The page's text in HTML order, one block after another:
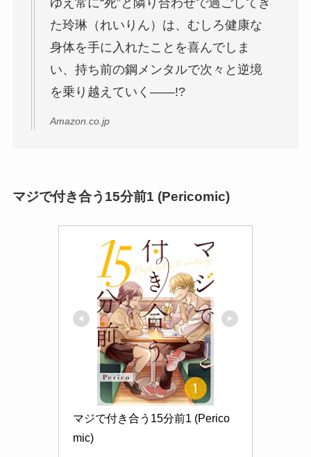
た玲琳（れいりん）は、むしろ健康な
身体を手に入れたことを喜んでしま
い、持ち前の鋼メンタルで次々と逆境
を乗り越えていく――!?
Amazon.co.jp
マジで付き合う15分前1 (Pericomic)
マジで付き合う15分前1 (Perico
mic)